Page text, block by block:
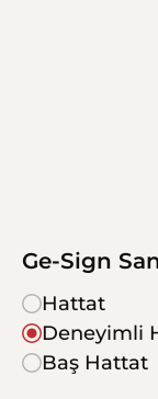
Ge-Sign
Hattat
Deneyimli
Baş Hattat